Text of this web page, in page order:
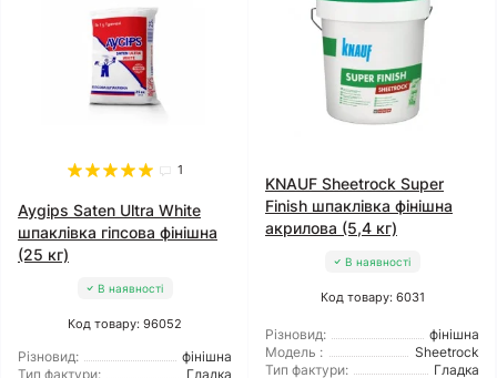
1
Aygips Saten Ultra White
шпаклівка гіпсова фінішна
(25 кг)
В наявності
Код товару: 96052
Різновид:
фінішна
Тип фактури:
Гладка
KNAUF Sheetrock Super
Finish шпаклівка фінішна
акрилова (5,4 кг)
В наявності
Код товару: 6031
Різновид:
фінішна
Модель :
Sheetrock
Тип фактури:
Гладка